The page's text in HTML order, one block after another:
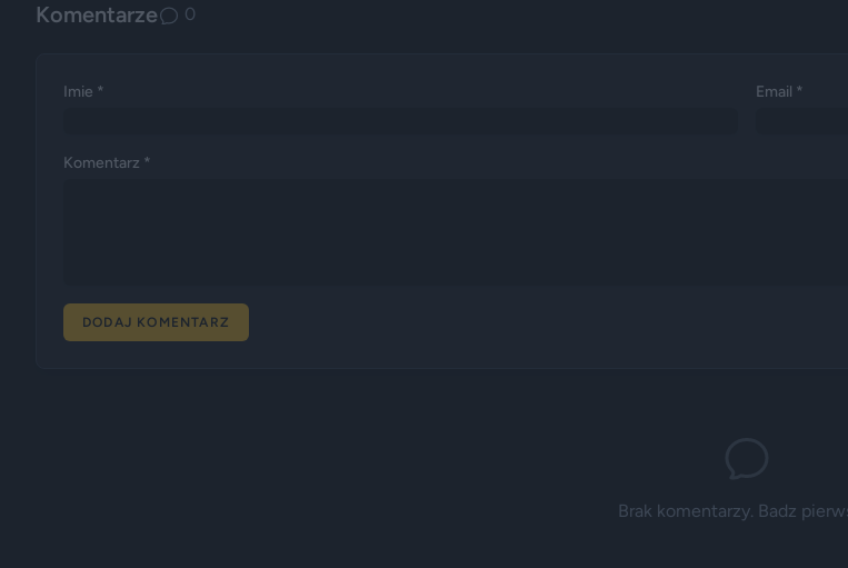
Komentarze 0
Imie * Email *
Komentarz *
DODAJ KOMENTARZ
Brak komentarzy. Badz